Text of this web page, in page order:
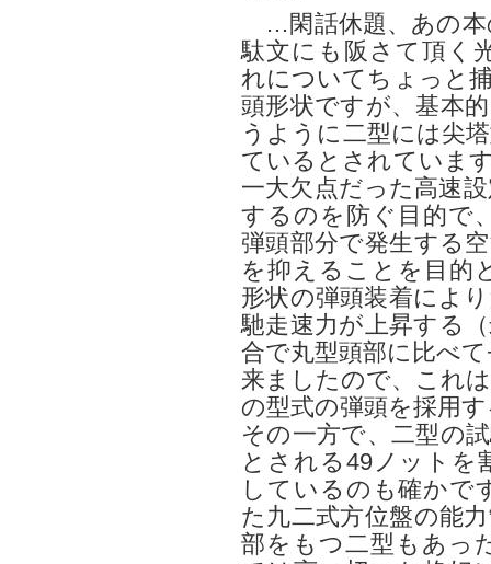
…閑話休題、あの本
駄文にも阪さて頂く
れについてちょっと
頭形状ですが、基本
うように二型には尖
ているとされていま
一大欠点だった高速
するのを防ぐ目的で
弾頭部分で発生する
を抑えることを目的
形状の弾頭装着によ
馳走速力が上昇する
合で丸型頭部に比べ
来ましたので、これ
の型式の弾頭を採用
その一方で、二型の
とされる49ノットを
しているのも確かで
た九二式方位盤の能
部をもつ二型もあっ